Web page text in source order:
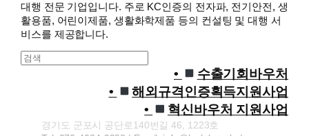
대행 전문 기업입니다. 주로 KC인증의 전자파, 전기안전, 생
활용품, 어린이제품, 생활화학제품 등의 컨설팅 및 대행 서
비스를 제공합니다.
S
수출기회바우처
해외규격인증획득지원사업
혁신바우처 지원사업
경기도 군포시 공단로140번길 46, 1223호